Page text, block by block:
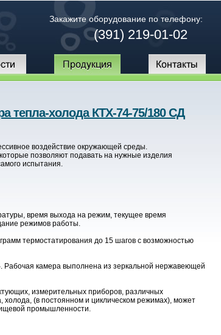
Закажите оборудование по телефону:
(391) 219-01-02
тепла-холода КТХ-74-75/180 СД
воздействие окружающей среды.
позволяют подавать на нужные изделия
испытания.
время выхода на режим, текущее время
режимов работы.
термостатирования до 15 шагов с возможностью
камера выполнена из зеркальной нержавеющей
измерительных приборов, различных
холода, (в постоянном и циклическом режимах), может
промышленности.